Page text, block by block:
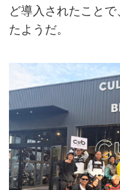
ど導入されたこと
たようだ。